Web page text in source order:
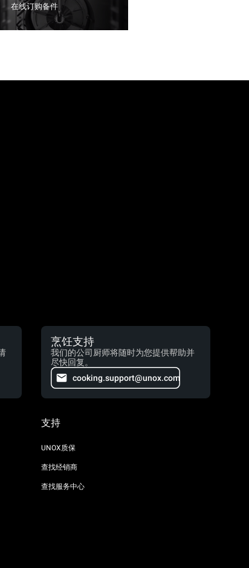
在线订购备件
烹饪支持
我们的公司厨师将随时为您提供帮助并
尽快回复。
cooking.support@unox.com
支持
UNOX质保
查找经销商
查找服务中心